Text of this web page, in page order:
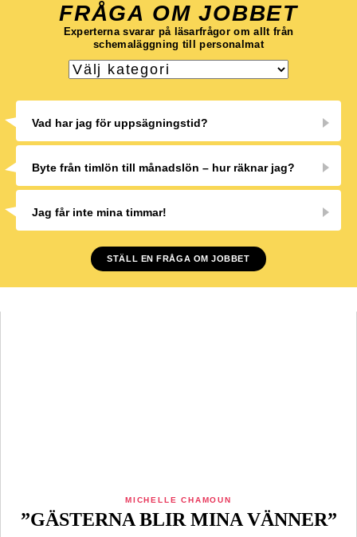
FRÅGA OM JOBBET
Experterna svarar på läsarfrågor om allt från
schemaläggning till personalmat
Vad har jag för uppsägningstid?
Byte från timlön till månadslön – hur räknar jag?
Jag får inte mina timmar!
STÄLL EN FRÅGA OM JOBBET
MICHELLE CHAMOUN
”GÄSTERNA BLIR MINA VÄNNER”